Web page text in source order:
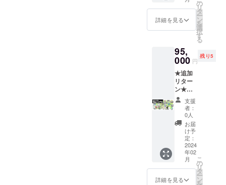
は「リ
ターン
プラン
のご紹
ご覧く
ださ
い。
入くだ
いずれ
か一方
された
場合、
弊社が
推奨す
る表記
で補完
いたし
ます。 -
-----------
-----------
-----------
-----------
-------- ※
サンソ
フト会
員証の
詳細は
欄にご
ただく
内容】
内に表
示する
お名前
（ニッ
クネー
ム可）
をご記
入くだ
さい。
・日本
語表
記： ・
アル
ファ
日本語
マホ用
壁紙 ・
クリア
ル 3種
・CF限
定記念
ズ 3種
セット
・オリ
ジナル
デザイ
ンTシャ
ツ ・お
礼メッ
セージ
【備考
欄にご
記入い
内容】
ンソフ
ト クロ
ニク
・ゲー
ム内ク
トにお
名前掲
載
（中）
（※①）
「リッ
プルア
イラン
ド」ス
テッ
カー ・
ゲーム
本体：
（小）
「リッ
プルア
複製原
画イラ
スト
キャン
バス
アート
・サン
ソフト
会員証
・
SUNSO
FTヒス
トリー
本『サ
ンソフ
ト クロ
ニク
詳細を見る
の
リ
タ
ー
ン
を
選
択
す
る
95,
000 円
残り5
★追加
リター
ン★
【リ
ターン
内容】
・もり
けん先
生複製
サイン
入り色
（小）
「東海
支援
者：
0人
お届
け予
定：
2024
年02
月
詳細を見る
こ
の
リ
タ
ー
ン